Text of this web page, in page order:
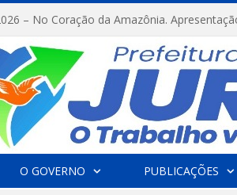
O GOVERNO PUBLICAÇÕES